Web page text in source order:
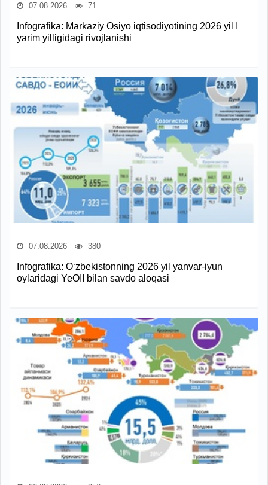
07.08.2026 71
Infografika: Markaziy Osiyo iqtisodiyotining 2026 yil I
yarim yilligidagi rivojlanishi
07.08.2026 380
Infografika: O‘zbekistonning 2026 yil yanvar-iyun
oylaridagi YeOII bilan savdo aloqasi